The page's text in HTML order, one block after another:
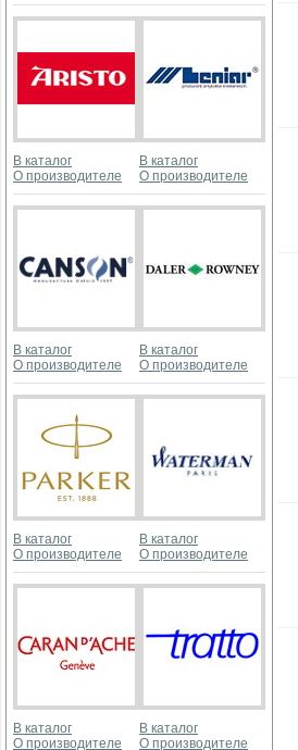
В каталог
О производителе
В каталог
О производителе
В каталог
О производителе
В каталог
О производителе
В каталог
О производителе
В каталог
О производителе
В каталог
О производителе
В каталог
О производителе